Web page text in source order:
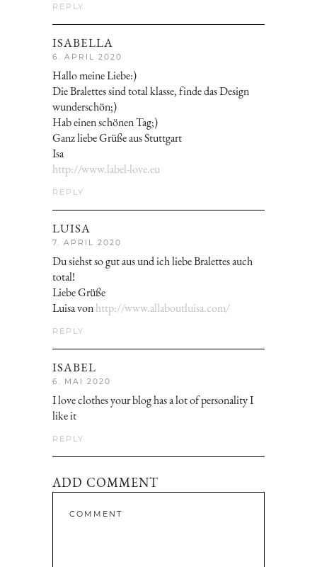
REPLY
ISABELLA
6. APRIL 2020
Hallo meine Liebe:)
Die Bralettes sind total klasse, finde das Design
wunderschön;)
Hab einen schönen Tag;)
Ganz liebe Grüße aus Stuttgart
Isa
http://www.label-love.eu
REPLY
LUISA
7. APRIL 2020
Du siehst so gut aus und ich liebe Bralettes auch
total!
Liebe Grüße
Luisa vonhttp://www.allaboutluisa.com/
REPLY
ISABEL
6. MAI 2020
I love clothes your blog has a lot of personality I
like it
REPLY
ADD COMMENT